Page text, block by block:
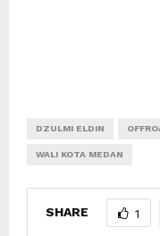
DZULMI ELDIN
WALI KOTA MEDAN
SHARE 1